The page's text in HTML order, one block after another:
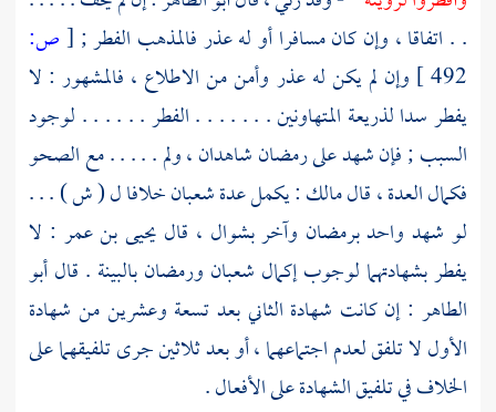
. . اتفاقا ، وإن كان مسافرا أو له عذر فالمذهب الفطر ; [ص:
492 ] وإن لم يكن له عذر وأمن من الاطلاع ، فالمشهور : لا
يفطر سدا لذريعة المتهاونين . . . . . . . الفطر . . . . . . لوجود
السبب ; فإن شهد على رمضان شاهدان ، ولم . . . . . مع الصحو
فكمال العدة ، قالمالك: يكمل عدة شعبان خلافا ل ( ش ) . . .
لو شهد واحد برمضان وآخر بشوال ، قال يحيى بن عمر : لا
يفطر بشهادتهما لوجوب إكمال شعبان ورمضان بالبينة . قالأبو
الطاهر : إن كانت شهادة الثاني بعد تسعة وعشرين من شهادة
الأول لا تلفق لعدم اجتماعهما ، أو بعد ثلاثين جرى تلفيقهما على
الخلاف في تلفيق الشهادة على الأفعال .